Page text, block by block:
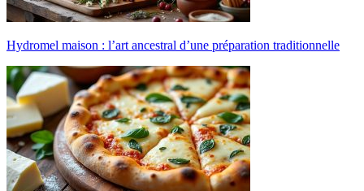
Hydromel maison : l’art ancestral d’une préparation traditionnelle